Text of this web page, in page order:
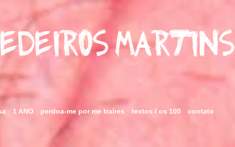
Martins
1 ANO perdoa-me por me traíres textos / os 100 contato